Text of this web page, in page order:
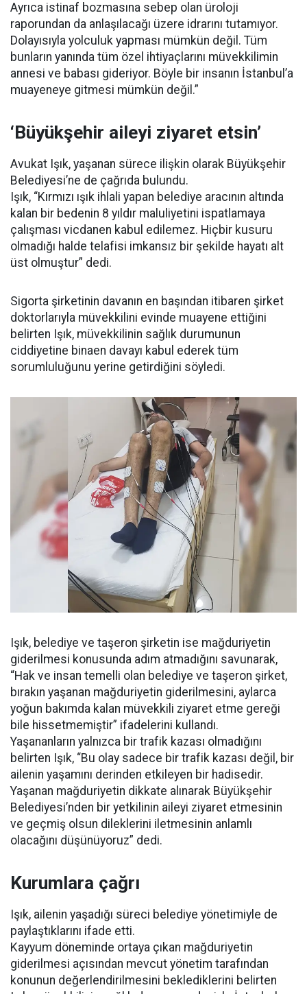
Ayrıca istinaf bozmasına sebep olan üroloji
raporundan da anlaşılacağı üzere idrarını tutamıyor.
Dolayısıyla yolculuk yapması mümkün değil. Tüm
bunların yanında tüm özel ihtiyaçlarını müvekkilimin
annesi ve babası gideriyor. Böyle bir insanın İstanbul’a
muayeneye gitmesi mümkün değil.”
‘Büyükşehir aileyi ziyaret etsin’
Avukat Işık, yaşanan sürece ilişkin olarak Büyükşehir
Belediyesi’ne de çağrıda bulundu.
Işık, “Kırmızı ışık ihlali yapan belediye aracının altında
kalan bir bedenin 8 yıldır maluliyetini ispatlamaya
çalışması vicdanen kabul edilemez. Hiçbir kusuru
olmadığı halde telafisi imkansız bir şekilde hayatı alt
üst olmuştur” dedi.
Sigorta şirketinin davanın en başından itibaren şirket
doktorlarıyla müvekkilini evinde muayene ettiğini
belirten Işık, müvekkilinin sağlık durumunun
ciddiyetine binaen davayı kabul ederek tüm
sorumluluğunu yerine getirdiğini söyledi.
Işık, belediye ve taşeron şirketin ise mağduriyetin
giderilmesi konusunda adım atmadığını savunarak,
“Hak ve insan temelli olan belediye ve taşeron şirket,
bırakın yaşanan mağduriyetin giderilmesini, aylarca
yoğun bakımda kalan müvekkili ziyaret etme gereği
bile hissetmemiştir” ifadelerini kullandı.
Yaşananların yalnızca bir trafik kazası olmadığını
belirten Işık, “Bu olay sadece bir trafik kazası değil, bir
ailenin yaşamını derinden etkileyen bir hadisedir.
Yaşanan mağduriyetin dikkate alınarak Büyükşehir
Belediyesi’nden bir yetkilinin aileyi ziyaret etmesinin
ve geçmiş olsun dileklerini iletmesinin anlamlı
olacağını düşünüyoruz” dedi.
Kurumlara çağrı
Işık, ailenin yaşadığı süreci belediye yönetimiyle de
paylaştıklarını ifade etti.
Kayyum döneminde ortaya çıkan mağduriyetin
giderilmesi açısından mevcut yönetim tarafından
konunun değerlendirilmesini beklediklerini belirten